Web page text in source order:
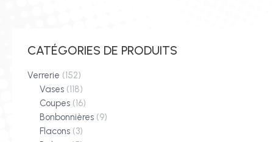
CATÉGORIES DE PRODUITS
Verrerie (152)
Vases (118)
Coupes (16)
Bonbonnières (9)
Flacons (3)